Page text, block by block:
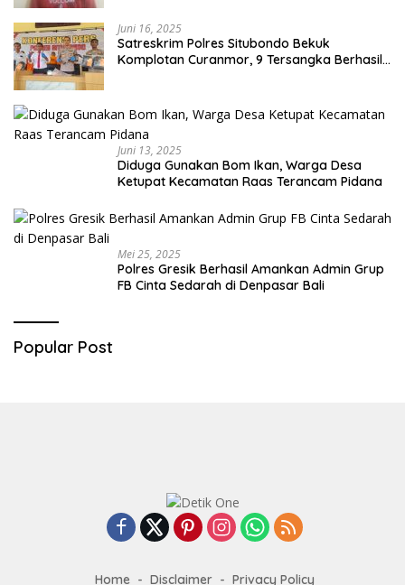
Juni 16, 2025
Satreskrim Polres Situbondo Bekuk
Komplotan Curanmor, 9 Tersangka Berhasil
Juni 13, 2025
Diduga Gunakan Bom Ikan, Warga Desa
Ketupat Kecamatan Raas Terancam Pidana
Mei 25, 2025
Polres Gresik Berhasil Amankan Admin Grup
FB Cinta Sedarah di Denpasar Bali
Popular Post
Home Disclaimer Privacy Policy